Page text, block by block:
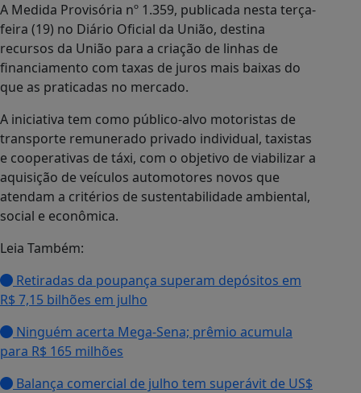
A Medida Provisória nº 1.359, publicada nesta terça-
feira (19) no Diário Oficial da União, destina
recursos da União para a criação de linhas de
financiamento com taxas de juros mais baixas do
que as praticadas no mercado.
A iniciativa tem como público-alvo motoristas de
transporte remunerado privado individual, taxistas
e cooperativas de táxi, com o objetivo de viabilizar a
aquisição de veículos automotores novos que
atendam a critérios de sustentabilidade ambiental,
social e econômica.
Leia Também:
Retiradas da poupança superam depósitos em
R$ 7,15 bilhões em julho
Ninguém acerta Mega-Sena; prêmio acumula
para R$ 165 milhões
Balança comercial de julho tem superávit de US$